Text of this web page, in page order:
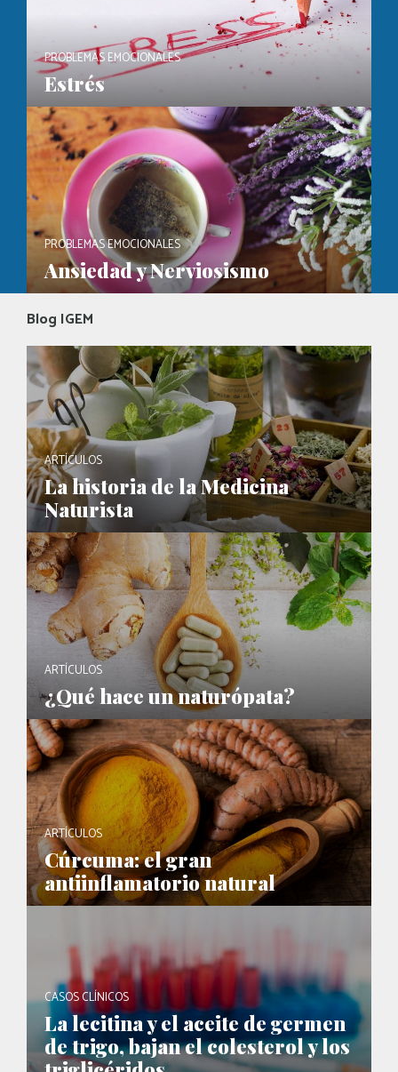
PROBLEMAS EMOCIONALES
Estrés
PROBLEMAS EMOCIONALES
Ansiedad y Nerviosismo
Blog IGEM
ARTÍCULOS
La historia de la Medicina
Naturista
ARTÍCULOS
¿Qué hace un naturópata?
ARTÍCULOS
Cúrcuma: el gran
antiinflamatorio natural
CASOS CLÍNICOS
La lecitina y el aceite de germen
de trigo, bajan el colesterol y los